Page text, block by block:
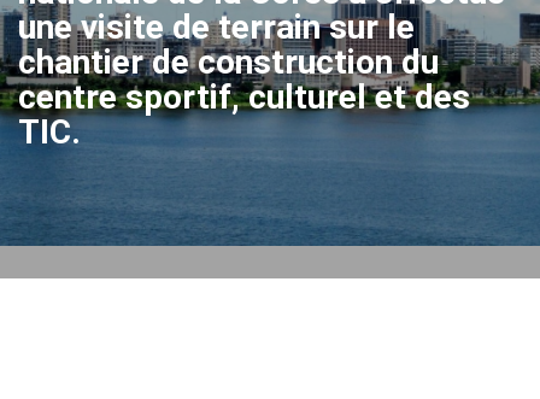
une visite de terrain sur le
chantier de construction du
centre sportif, culturel et des
TIC.